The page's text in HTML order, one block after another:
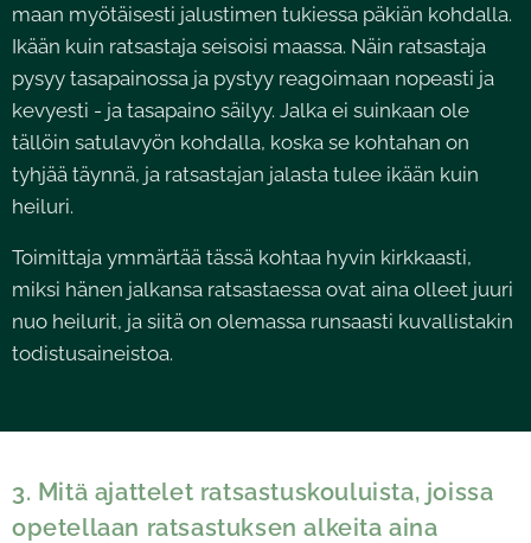
maan myötäisesti jalustimen tukiessa päkiän kohdalla.
Ikään kuin ratsastaja seisoisi maassa. Näin ratsastaja
pysyy tasapainossa ja pystyy reagoimaan nopeasti ja
kevyesti - ja tasapaino säilyy. Jalka ei suinkaan ole
tällöin satulavyön kohdalla, koska se kohtahan on
tyhjää täynnä, ja ratsastajan jalasta tulee ikään kuin
heiluri.
Toimittaja ymmärtää tässä kohtaa hyvin kirkkaasti,
miksi hänen jalkansa ratsastaessa ovat aina olleet juuri
nuo heilurit, ja siitä on olemassa runsaasti kuvallistakin
todistusaineistoa.
3. Mitä ajattelet ratsastuskouluista, joissa
opetellaan ratsastuksen alkeita aina